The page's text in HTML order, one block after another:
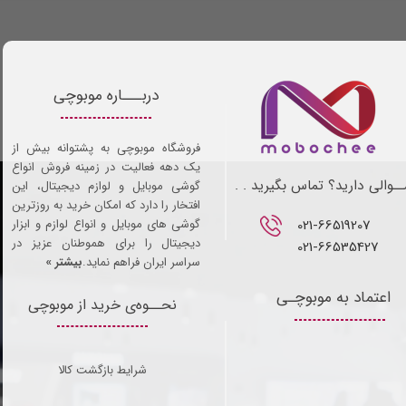
021-66519207​​​​​​​
021-66535427
دارید؟ تماس بگیرید . .
نحــوه‌ی خرید از موبوچی
شرایط بازگشت کالا
اعتماد به موبوچـی
دربـــاره موبوچی
فروشگاه موبوچی به پشتوانه بیش از
یک دهه فعالیت در زمینه فروش انواع
گوشی موبایل و لوازم دیجیتال، این
افتخار را دارد که امکان خرید به روزترین
گوشی های موبایل و انواع لوازم و ابزار
دیجیتال را برای هموطنان عزیز در
سراسر ایران فراهم نماید.بیشتر »